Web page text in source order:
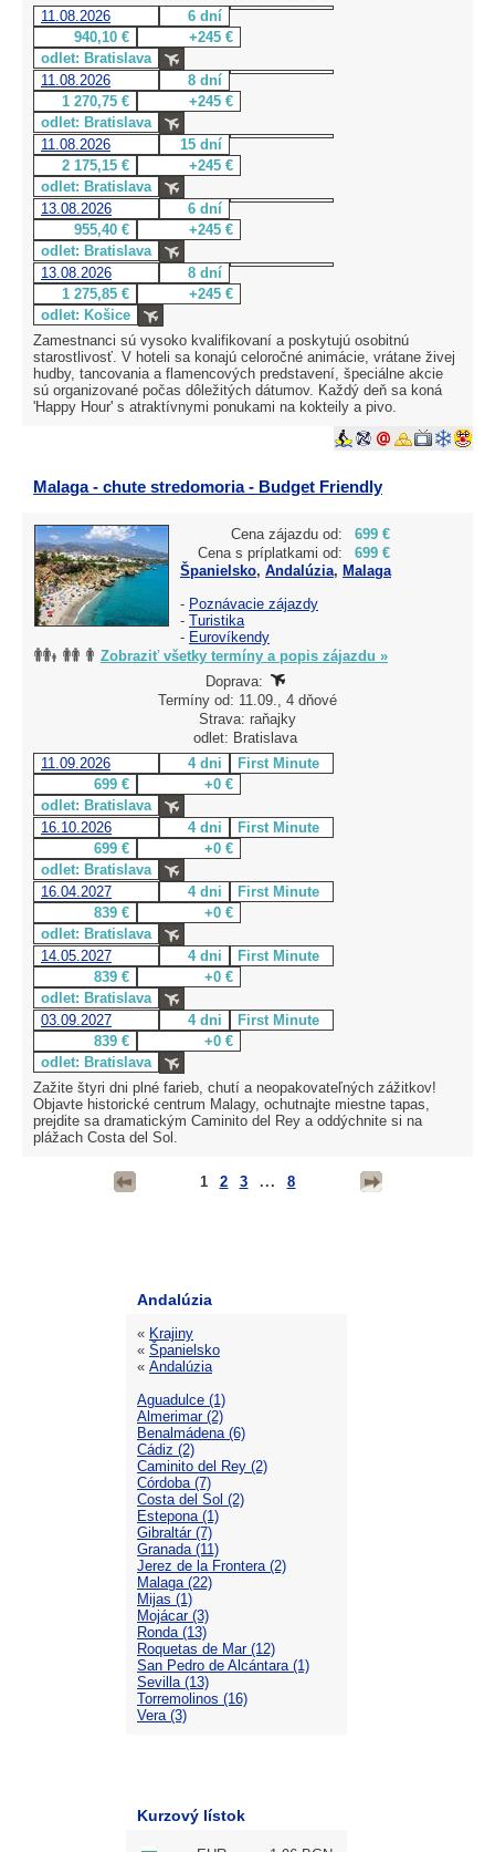
11.08.2026
6 dní
940,10 €
+245 €
odlet: Bratislava
11.08.2026
8 dní
1 270,75 €
+245 €
odlet: Bratislava
11.08.2026
15 dní
2 175,15 €
+245 €
odlet: Bratislava
13.08.2026
6 dní
955,40 €
+245 €
odlet: Bratislava
13.08.2026
8 dní
1 275,85 €
+245 €
odlet: Košice
Zamestnanci sú vysoko kvalifikovaní a poskytujú osobitnú
starostlivosť. V hoteli sa konajú celoročné animácie, vrátane živej
hudby, tancovania a flamencových predstavení, špeciálne akcie
sú organizované počas dôležitých dátumov. Každý deň sa koná
'Happy Hour' s atraktívnymi ponukami na kokteily a pivo.
Malaga - chute stredomoria - Budget Friendly
Cena zájazdu od:
699 €
Cena s príplatkami od:
699 €
Španielsko, Andalúzia, Malaga
- Poznávacie zájazdy
- Turistika
- Eurovíkendy
Zobraziť všetky termíny a popis zájazdu »
Doprava:
Termíny od: 11.09., 4 dňové
Strava: raňajky
odlet: Bratislava
11.09.2026
4 dni
First Minute
699 €
+0 €
odlet: Bratislava
16.10.2026
4 dni
First Minute
699 €
+0 €
odlet: Bratislava
16.04.2027
4 dni
First Minute
839 €
+0 €
odlet: Bratislava
14.05.2027
4 dni
First Minute
839 €
+0 €
odlet: Bratislava
03.09.2027
4 dni
First Minute
839 €
+0 €
odlet: Bratislava
Zažite štyri dni plné farieb, chutí a neopakovateľných zážitkov!
Objavte historické centrum Malagy, ochutnajte miestne tapas,
prejdite sa dramatickým Caminito del Rey a oddýchnite si na
plážach Costa del Sol.
1 2 3 ... 8
Andalúzia
« Krajiny
« Španielsko
« Andalúzia
Aguadulce (1)
Almerimar (2)
Benalmádena (6)
Cádiz (2)
Caminito del Rey (2)
Córdoba (7)
Costa del Sol (2)
Estepona (1)
Gibraltár (7)
Granada (11)
Jerez de la Frontera (2)
Malaga (22)
Mijas (1)
Mojácar (3)
Ronda (13)
Roquetas de Mar (12)
San Pedro de Alcántara (1)
Sevilla (13)
Torremolinos (16)
Vera (3)
Kurzový lístok